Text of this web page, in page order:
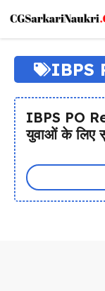
content
IBPS
IBPS PO
युवाओं के लिए